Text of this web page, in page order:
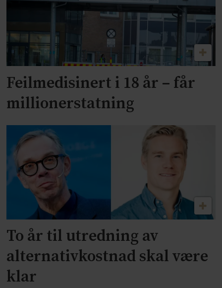
Feilmedisinert i 18 år – får
millionerstatning
To år til utredning av
alternativkostnad skal være
klar